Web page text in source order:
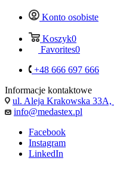
Konto osobiste
Koszyk0
Favorites0
+48 666 697 666
Informacje kontaktowe
ul. Aleja Krakowska 33A,
info@medastex.pl
Facebook
Instagram
LinkedIn